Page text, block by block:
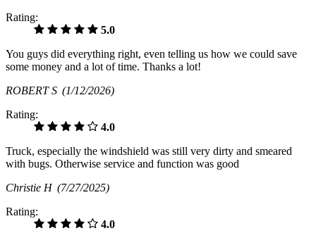
Rating:
5.0
You guys did everything right, even telling us how we could save
some money and a lot of time. Thanks a lot!
ROBERT S (1/12/2026)
Rating:
4.0
Truck, especially the windshield was still very dirty and smeared
with bugs. Otherwise service and function was good
Christie H (7/27/2025)
Rating:
4.0